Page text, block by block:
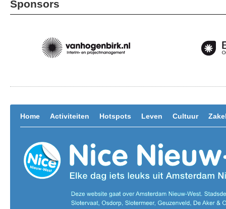
Sponsors
Home Activiteiten Hotspots Leven Cultuur